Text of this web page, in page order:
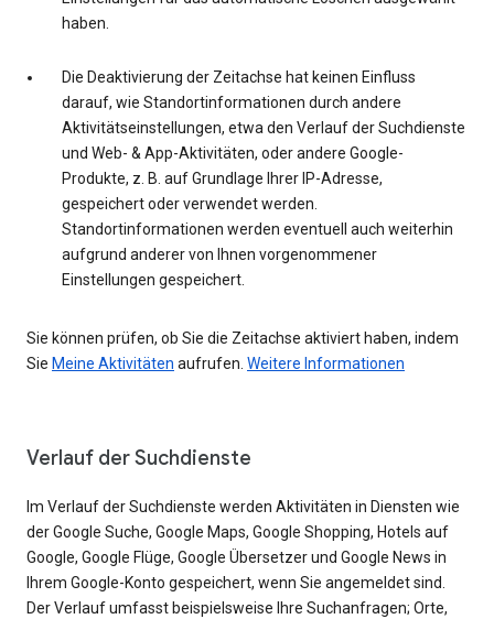
haben.
Die Deaktivierung der Zeitachse hat keinen Einfluss
darauf, wie Standortinformationen durch andere
Aktivitätseinstellungen, etwa den Verlauf der Suchdienste
und Web- & App-Aktivitäten, oder andere Google-
Produkte, z. B. auf Grundlage Ihrer IP-Adresse,
gespeichert oder verwendet werden.
Standortinformationen werden eventuell auch weiterhin
aufgrund anderer von Ihnen vorgenommener
Einstellungen gespeichert.
Sie können prüfen, ob Sie die Zeitachse aktiviert haben, indem
Sie Meine Aktivitäten aufrufen. Weitere Informationen
Verlauf der Suchdienste
Im Verlauf der Suchdienste werden Aktivitäten in Diensten wie
der Google Suche, Google Maps, Google Shopping, Hotels auf
Google, Google Flüge, Google Übersetzer und Google News in
Ihrem Google-Konto gespeichert, wenn Sie angemeldet sind.
Der Verlauf umfasst beispielsweise Ihre Suchanfragen; Orte,